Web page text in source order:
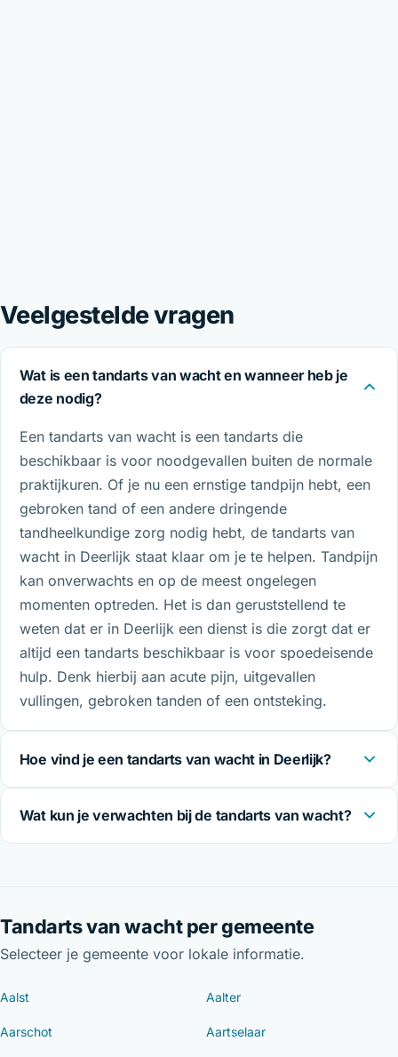
Veelgestelde vragen
Wat is een tandarts van wacht en wanneer heb je
deze nodig?
Een tandarts van wacht is een tandarts die
beschikbaar is voor noodgevallen buiten de normale
praktijkuren. Of je nu een ernstige tandpijn hebt, een
gebroken tand of een andere dringende
tandheelkundige zorg nodig hebt, de tandarts van
wacht in Deerlijk staat klaar om je te helpen. Tandpijn
kan onverwachts en op de meest ongelegen
momenten optreden. Het is dan geruststellend te
weten dat er in Deerlijk een dienst is die zorgt dat er
altijd een tandarts beschikbaar is voor spoedeisende
hulp. Denk hierbij aan acute pijn, uitgevallen
vullingen, gebroken tanden of een ontsteking.
Hoe vind je een tandarts van wacht in Deerlijk?
Wat kun je verwachten bij de tandarts van wacht?
Tandarts van wacht per gemeente
Selecteer je gemeente voor lokale informatie.
Aalst Aalter
Aarschot Aartselaar